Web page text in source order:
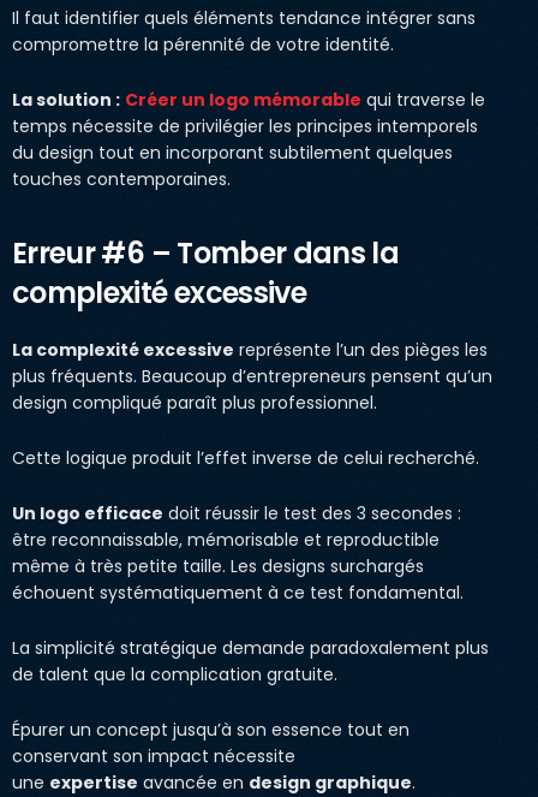
Il faut identifier quels éléments tendance intégrer sans
compromettre la pérennité de votre identité.
La solution : Créer un logo mémorable qui traverse le
temps nécessite de privilégier les principes intemporels
du design tout en incorporant subtilement quelques
touches contemporaines.
Erreur #6 – Tomber dans la
complexité excessive
La complexité excessive représente l’un des pièges les
plus fréquents. Beaucoup d’entrepreneurs pensent qu’un
design compliqué paraît plus professionnel.
Cette logique produit l’effet inverse de celui recherché.
Un logo efficace doit réussir le test des 3 secondes :
être reconnaissable, mémorisable et reproductible
même à très petite taille. Les designs surchargés
échouent systématiquement à ce test fondamental.
La simplicité stratégique demande paradoxalement plus
de talent que la complication gratuite.
Épurer un concept jusqu’à son essence tout en
conservant son impact nécessite
une expertise avancée en design graphique.